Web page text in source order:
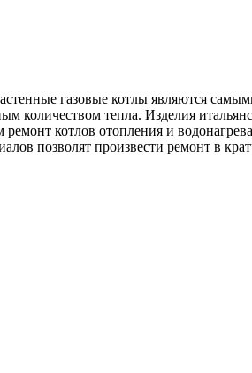
газовые котлы являются
количеством тепла. Изделия
котлов отопления и
позволят произвести ремонт в